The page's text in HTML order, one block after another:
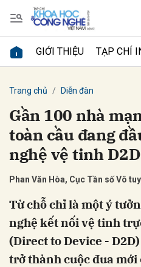
GIỚI THIỆU TẠP CHÍ
Trang chủ Diễn đàn
Gần 100 nhà
toàn cầu đang
nghệ vệ tinh D2D
Phan Văn Hòa, Cục Tần số Vô
Từ chỗ chỉ là một ý
nghệ kết nối vệ tinh
(Direct to Device -
trở thành cuộc đua
Gửi bình luận